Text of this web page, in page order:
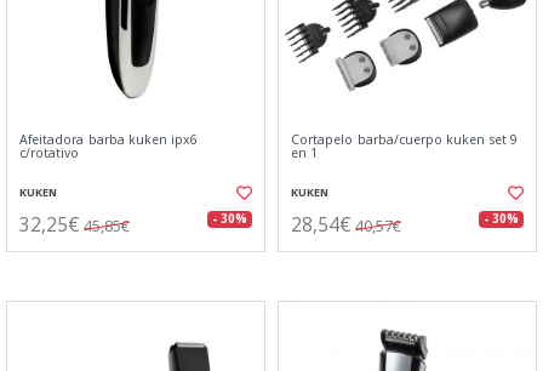
Afeitadora barba kuken ipx6
c/rotativo
KUKEN
32,25€ 45,85€ - 30%
Cortapelo barba/cuerpo kuken set 9
en 1
KUKEN
28,54€ 40,57€ - 30%